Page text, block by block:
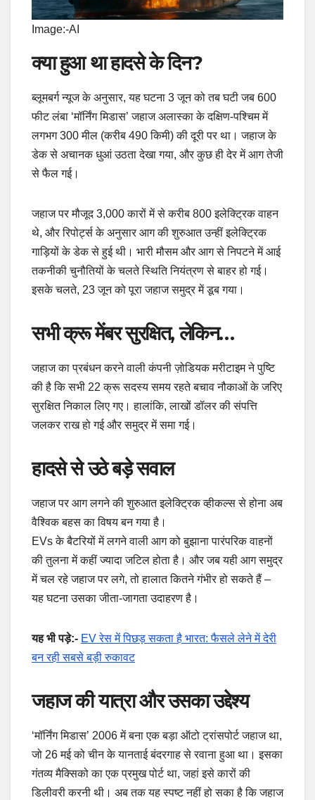
Image:-AI
क्या हुआ था हादसे के दिन?
ब्लूमबर्ग न्यूज के अनुसार, यह घटना 3 जून को तब घटी जब 600
फीट लंबा ‘मॉर्निंग मिडास’ जहाज अलास्का के दक्षिण-पश्चिम में
लगभग 300 मील (करीब 490 किमी) की दूरी पर था। जहाज के
डेक से अचानक धुआं उठता देखा गया, और कुछ ही देर में आग तेजी
से फैल गई।
जहाज पर मौजूद 3,000 कारों में से करीब 800 इलेक्ट्रिक वाहन
थे, और रिपोर्ट्स के अनुसार आग की शुरुआत उन्हीं इलेक्ट्रिक
गाड़ियों के डेक से हुई थी। भारी मौसम और आग से निपटने में आई
तकनीकी चुनौतियों के चलते स्थिति नियंत्रण से बाहर हो गई।
इसके चलते, 23 जून को पूरा जहाज समुद्र में डूब गया।
सभी क्रू मेंबर सुरक्षित, लेकिन…
जहाज का प्रबंधन करने वाली कंपनी ज़ोडियक मरीटाइम ने पुष्टि
की है कि सभी 22 क्रू सदस्य समय रहते बचाव नौकाओं के जरिए
सुरक्षित निकाल लिए गए। हालांकि, लाखों डॉलर की संपत्ति
जलकर राख हो गई और समुद्र में समा गई।
हादसे से उठे बड़े सवाल
जहाज पर आग लगने की शुरुआत इलेक्ट्रिक व्हीकल्स से होना अब
वैश्विक बहस का विषय बन गया है।
EVs के बैटरियों में लगने वाली आग को बुझाना पारंपरिक वाहनों
की तुलना में कहीं ज्यादा जटिल होता है। और जब यही आग समुद्र
में चल रहे जहाज पर लगे, तो हालात कितने गंभीर हो सकते हैं –
यह घटना उसका जीता-जागता उदाहरण है।
यह भी पड़े:- EV रेस में पिछड़ सकता है भारत: फैसले लेने में देरी
बन रही सबसे बड़ी रुकावट
जहाज की यात्रा और उसका उद्देश्य
‘मॉर्निंग मिडास’ 2006 में बना एक बड़ा ऑटो ट्रांसपोर्ट जहाज था,
जो 26 मई को चीन के यानताई बंदरगाह से रवाना हुआ था। इसका
गंतव्य मैक्सिको का एक प्रमुख पोर्ट था, जहां इसे कारों की
डिलीवरी करनी थी। अब तक यह स्पष्ट नहीं हो सका है कि जहाज